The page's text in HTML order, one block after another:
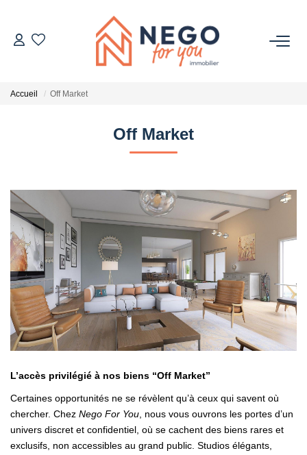
ACHETER
OFF MARKET
IMMOBILIER PRO
À PROPOS
Accueil Off Market
Off Market
L’accès privilégié à nos biens “Off Market”
Certaines opportunités ne se révèlent qu’à ceux qui savent où
chercher. Chez Nego For You , nous vous ouvrons les portes d’un
univers discret et confidentiel, où se cachent des biens rares et
exclusifs, non accessibles au grand public. Studios élégants,